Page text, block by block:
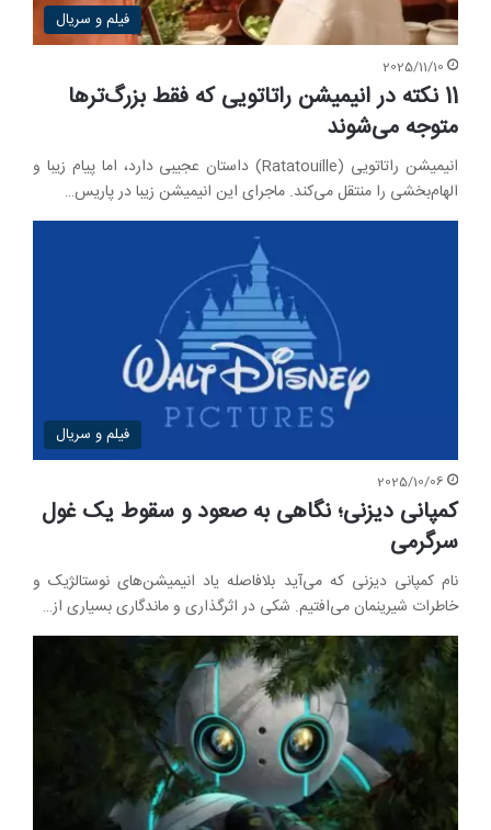
فیلم و سریال
2025/11/10
11 نکته‌ در انیمیشن راتاتویی که فقط بزرگ‌ترها
متوجه می‌شوند
انیمیشن راتاتویی (Ratatouille) داستان عجیبی دارد، اما پیام زیبا و
الهام‌بخشی را منتقل می‌کند. ماجرای این انیمیشن زیبا در پاریس…
فیلم و سریال
2025/10/06
کمپانی دیزنی؛ نگاهی به صعود و سقوط یک غول
سرگرمی
نام کمپانی دیزنی که می‌آید بلافاصله یاد انیمیشن‌های نوستالژیک و
خاطرات شیرینمان می‌افتیم. شکی در اثرگذاری و ماندگاری بسیاری از…